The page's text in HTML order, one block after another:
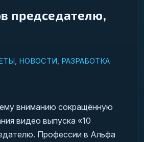
председателю,
НОВОСТИ РАЗРАБОТКА
вниманию сокращённую
видео выпуска «10
Профессии в Альфа